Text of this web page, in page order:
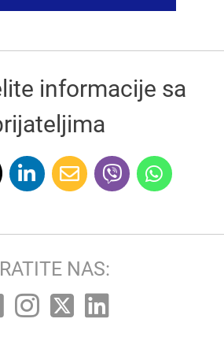
informacije sa
NAS: